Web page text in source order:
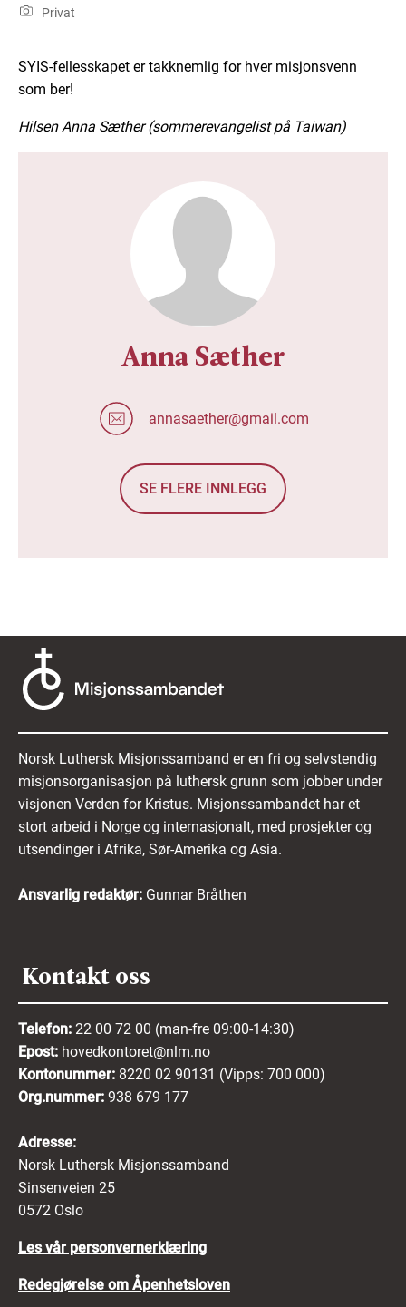
Privat
SYIS-fellesskapet er takknemlig for hver misjonsvenn
som ber!
Hilsen Anna Sæther (sommerevangelist på Taiwan)
Anna Sæther
annasaether@gmail.com
SE FLERE INNLEGG
Norsk Luthersk Misjonssamband er en fri og selvstendig
misjonsorganisasjon på luthersk grunn som jobber under
visjonen Verden for Kristus. Misjonssambandet har et
stort arbeid i Norge og internasjonalt, med prosjekter og
utsendinger i Afrika, Sør-Amerika og Asia.
Ansvarlig redaktør: Gunnar Bråthen
Kontakt oss
Telefon: 22 00 72 00 (man-fre 09:00-14:30)
Epost: hovedkontoret@nlm.no
Kontonummer: 8220 02 90131 (Vipps: 700 000)
Org.nummer: 938 679 177
Adresse:
Norsk Luthersk Misjonssamband
Sinsenveien 25
0572 Oslo
Les vår personvernerklæring
Redegjørelse om Åpenhetsloven